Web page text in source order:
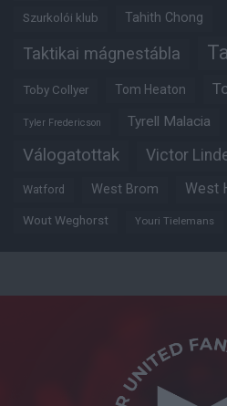
Szurkolói klub Tahith Chong
Taktikai mágnestábla
Toby Collyer Tom Heaton
Tyler Fredericson Tyrell Malacia
Válogatottak Victor
Watford West Brom West
Wout Weghorst Youri Tielemans